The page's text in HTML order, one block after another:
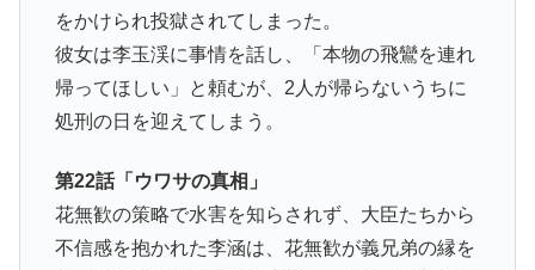
をかけられ投獄されてしまった。
彼女は李玉渓に事情を話し、「本物の飛鸞を連れ
帰ってほしい」と頼むが、2人が帰らないうちに
処刑の日を迎えてしまう。
第22話「ウワサの真相」
花無歓の策略で水害を知らされず、大臣たちから
不信感を抱かれた李涵は、花無歓が義兄弟の縁を